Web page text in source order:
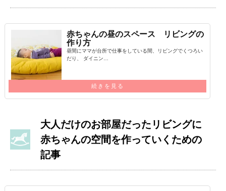
赤ちゃんの昼のスペース リビングの
作り方
昼間にママが台所で仕事をしている間、リビングでくつろい
だり、 ダイニン…
続きを見る
大人だけのお部屋だったリビングに
赤ちゃんの空間を作っていくための
記事